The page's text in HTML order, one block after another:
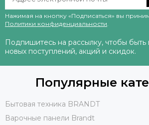
Нажимая на кнопку «Подписаться» вы
Политики конфиденциальности.
Подпишитесь на рассылку, чтобы быть
новых поступлений, акций и скидок.
Популярные
Бытовая техника BRANDT
Варочные панели Brandt